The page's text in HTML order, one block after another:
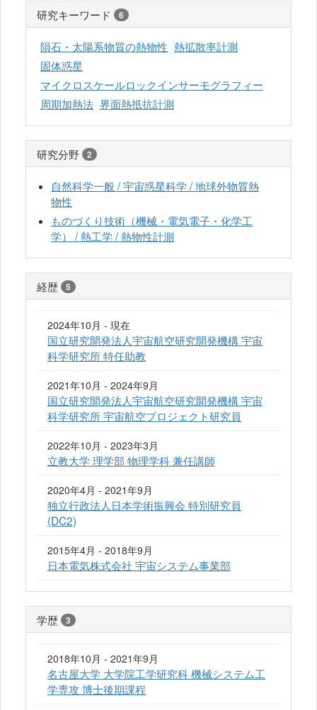
研究キーワード 6
隕石・太陽系物質の熱物性 熱拡散率計測
固体惑星
マイクロスケールロックインサーモグラフィー
周期加熱法 界面熱抵抗計測
研究分野 2
自然科学一般 / 宇宙惑星科学 / 地球外物質熱
物性
ものづくり技術（機械・電気電子・化学工
学） / 熱工学 / 熱物性計測
経歴 5
2024年10月 - 現在
国立研究開発法人宇宙航空研究開発機構 宇宙
科学研究所 特任助教
2021年10月 - 2024年9月
国立研究開発法人宇宙航空研究開発機構 宇宙
科学研究所 宇宙航空プロジェクト研究員
2022年10月 - 2023年3月
立教大学 理学部 物理学科 兼任講師
2020年4月 - 2021年9月
独立行政法人日本学術振興会 特別研究員
(DC2)
2015年4月 - 2018年9月
日本電気株式会社 宇宙システム事業部
学歴 3
2018年10月 - 2021年9月
名古屋大学 大学院工学研究科 機械システム工
学専攻 博士後期課程